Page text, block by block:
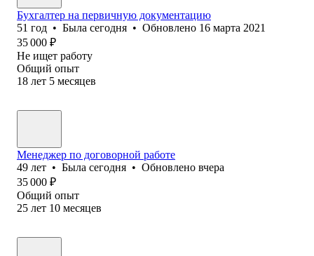
Бухгалтер на первичную документацию
51 год • Была сегодня • Обновлено 16 марта 2021
35 000 ₽
Не ищет работу
Общий опыт
18 лет 5 месяцев
Менеджер по договорной работе
49 лет • Была сегодня • Обновлено вчера
35 000 ₽
Общий опыт
25 лет 10 месяцев